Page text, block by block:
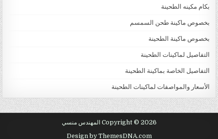
بكام مكينه الطحينة
بخصوص ماكينة طحن السمسم
بخصوص ماكينة الطحينة
التفاصيل لماكينات الطحينة
التفاصيل الخاصة بماكينة الطحينة
الأسعار والمواصفات لماكينات الطحينة
Copyright © 2026 المهندس منسي
Design by ThemesDNA.com